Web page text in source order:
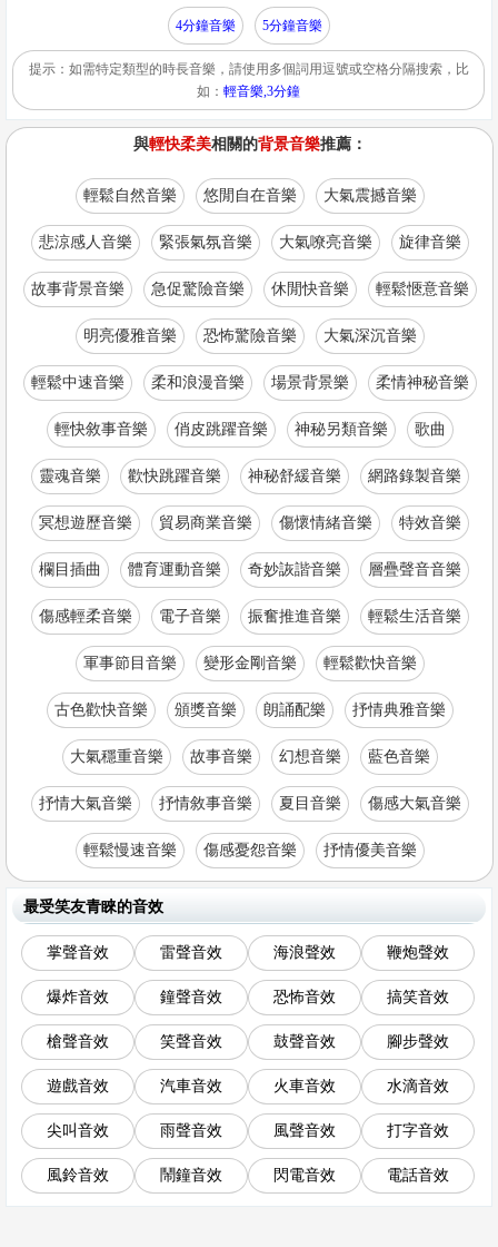
4分鐘音樂 5分鐘音樂
提示：如需特定類型的時長音樂，請使用多個詞用逗號或空格分隔搜索，比
如：輕音樂,3分鐘
與輕快柔美相關的背景音樂推薦：
輕鬆自然音樂 悠閒自在音樂 大氣震撼音樂
悲涼感人音樂 緊張氣氛音樂 大氣嘹亮音樂 旋律音樂
故事背景音樂 急促驚險音樂 休閒快音樂 輕鬆愜意音樂
明亮優雅音樂 恐怖驚險音樂 大氣深沉音樂
輕鬆中速音樂 柔和浪漫音樂 場景背景樂 柔情神秘音樂
輕快敘事音樂 俏皮跳躍音樂 神秘另類音樂 歌曲
靈魂音樂 歡快跳躍音樂 神秘舒緩音樂 網路錄製音樂
冥想遊歷音樂 貿易商業音樂 傷懷情緒音樂 特效音樂
欄目插曲 體育運動音樂 奇妙詼諧音樂 層疊聲音音樂
傷感輕柔音樂 電子音樂 振奮推進音樂 輕鬆生活音樂
軍事節目音樂 變形金剛音樂 輕鬆歡快音樂
古色歡快音樂 頒獎音樂 朗誦配樂 抒情典雅音樂
大氣穩重音樂 故事音樂 幻想音樂 藍色音樂
抒情大氣音樂 抒情敘事音樂 夏目音樂 傷感大氣音樂
輕鬆慢速音樂 傷感憂怨音樂 抒情優美音樂
最受笑友青睞的音效
掌聲音效 雷聲音效 海浪聲效 鞭炮聲效
爆炸音效 鐘聲音效 恐怖音效 搞笑音效
槍聲音效 笑聲音效 鼓聲音效 腳步聲效
遊戲音效 汽車音效 火車音效 水滴音效
尖叫音效 雨聲音效 風聲音效 打字音效
風鈴音效 鬧鐘音效 閃電音效 電話音效